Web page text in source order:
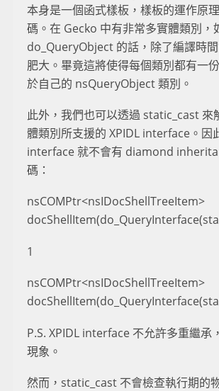
本身是一個函式樣板，樣板的運作原
碼。在 Gecko 中有非常多實體類別
do_QueryObject 的話，除了編譯時
肥大。畢竟這將使得每個類別都有一
於自己的 nsQueryObject 類別。
此外，我們也可以透過 static_cast
體類別所支援的 XPIDL interface。因
interface 就不會有 diamond
碼：
nsCOMPtr<nsIDocShellTreeItem>
1
nsCOMPtr<nsIDocShellTreeItem>
P.S. XPIDL interface 不允許多重繼
現象。
然而，static_cast 不會檢查執行期的